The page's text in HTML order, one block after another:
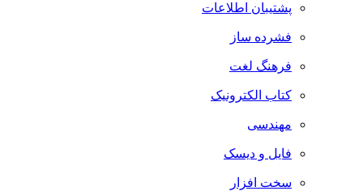
پشتیبان اطلاعات
فشرده ساز
فرهنگ لغت
کتاب الکترونیک
مهندسی
فایل و دیسک
سخت افزار